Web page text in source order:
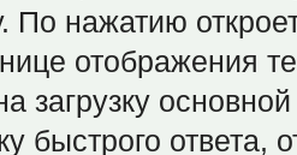
По нажатию
отображения
загрузку
быстрого ответа,